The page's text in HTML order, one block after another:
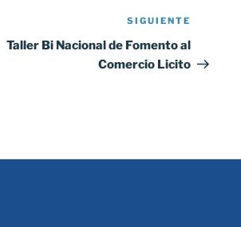
entrada
SIGUIENTE
Taller Bi Nacional de Fomento al
Comercio Licito